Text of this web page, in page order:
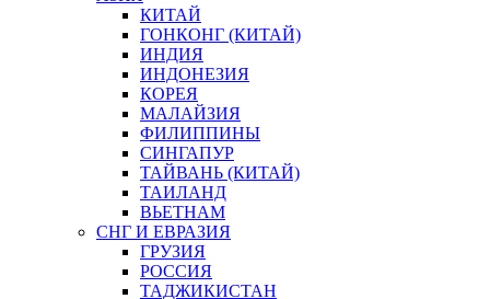
КИТАЙ
ГОНКОНГ (КИТАЙ)
ИНДИЯ
ИНДОНЕЗИЯ
КОРЕЯ
МАЛАЙЗИЯ
ФИЛИППИНЫ
СИНГАПУР
ТАЙВАНЬ (КИТАЙ)
ТАИЛАНД
ВЬЕТНАМ
СНГ И ЕВРАЗИЯ
ГРУЗИЯ
РОССИЯ
ТАДЖИКИСТАН